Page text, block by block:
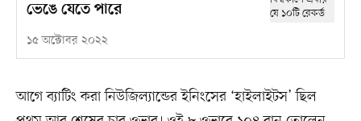
ভেঙে যেতে পারে
১৫ অক্টোবর ২০২২
আগে ব্যাটিং করা নিউজিল্যান্ডের ইনিংসের ‘হাইলাইটস’ ছিল